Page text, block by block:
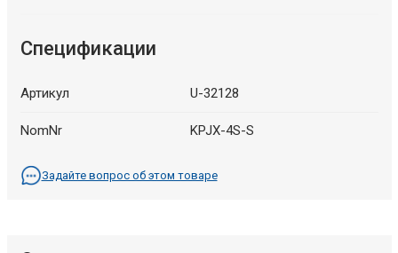
Спецификации
Артикул U-32128
NomNr KPJX-4S-S
Задайте вопрос об этом товаре